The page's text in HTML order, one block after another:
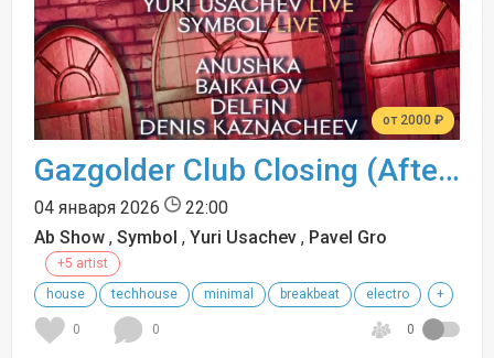
от 2000 ₽
Gazgolder Club Closing (Afterparty)
04 января 2026
22:00
Ab Show , Symbol , Yuri Usachev , Pavel Gro
+5 artist
house
techhouse minimal breakbeat electro +
0 0 0